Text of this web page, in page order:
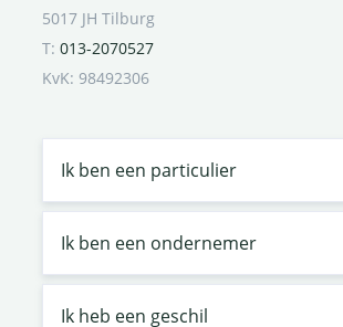
5017 JH Tilburg
T: 013-2070527
KvK: 98492306
Ik ben een particulier
Ik ben een ondernemer
Ik heb een geschil